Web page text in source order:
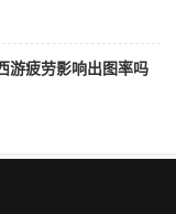
游疲劳影响出图率吗